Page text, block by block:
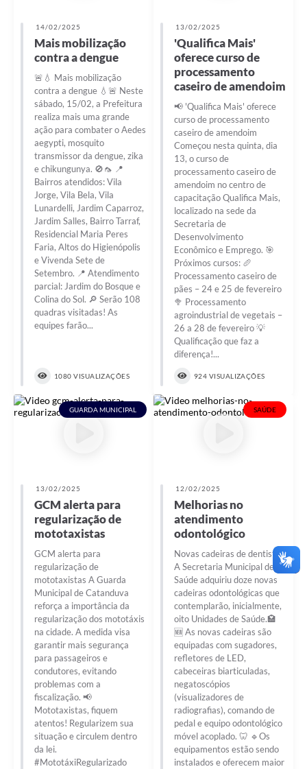
14/02/2025
Mais mobilização
contra a dengue
🚨💧 Mais mobilização
contra a dengue 💧🚨 Neste
sábado, 15/02, a Prefeitura
realiza mais uma grande
ação para combater o Aedes
aegypti, mosquito
transmissor da dengue, zika
e chikungunya. 🚫🦟 📍
Bairros atendidos: Vila
Jorge, Vila Bela, Vila
Lunardelli, Jardim Caparroz,
Jardim Salles, Bairro Tarraf,
Residencial Maria Peres
Faria, Altos do Higienópolis
e Vivenda Sete de
Setembro. 📍 Atendimento
parcial: Jardim do Bosque e
Colina do Sol. 🔎 Serão 108
quadras visitadas! As
equipes farão...
1080 VISUALIZAÇÕES
13/02/2025
'Qualifica Mais'
oferece curso de
processamento
caseiro de amendoim
📢 'Qualifica Mais' oferece
curso de processamento
caseiro de amendoim
Começou nesta quinta, dia
13, o curso de
processamento caseiro de
amendoim no centro de
capacitação Qualifica Mais,
localizado na sede da
Secretaria de
Desenvolvimento
Econômico e Emprego. 🎯
Próximos cursos: 🥖
Processamento caseiro de
pães – 24 e 25 de fevereiro
🥦 Processamento
agroindustrial de vegetais –
26 a 28 de fevereiro 💡
Qualificação que faz a
diferença!...
924 VISUALIZAÇÕES
GUARDA MUNICIPAL
13/02/2025
GCM alerta para
regularização de
mototaxistas
GCM alerta para
regularização de
mototaxistas A Guarda
Municipal de Catanduva
reforça a importância da
regularização dos mototáxis
na cidade. A medida visa
garantir mais segurança
para passageiros e
condutores, evitando
problemas com a
fiscalização. 📢
Mototaxistas, fiquem
atentos! Regularizem sua
situação e circulem dentro
da lei.
#MototáxiRegularizado
SAÚDE
12/02/2025
Melhorias no
atendimento
odontológico
Novas cadeiras de dentista
A Secretaria Municipal de
Saúde adquiriu doze novas
cadeiras odontológicas que
contemplarão, inicialmente,
oito Unidades de Saúde.🏩
🆕 As novas cadeiras são
equipadas com sugadores,
refletores de LED,
cabeceiras biarticuladas,
negatoscópios
(visualizadores de
radiografias), comando de
pedal e equipo odontológico
móvel acoplado. 🦷 🔹Os
equipamentos estão sendo
instalados e oferecem maior